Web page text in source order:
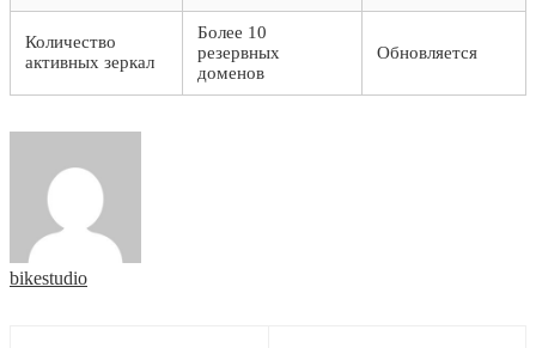
Количество
активных зеркал
Более 10
резервных
доменов
Обновляется
bikestudio